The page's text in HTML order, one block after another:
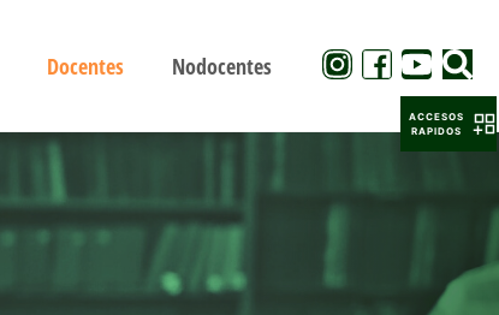
Docentes Nodocentes
ACCESOS
RAPIDOS